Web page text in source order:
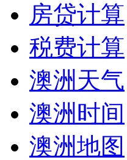
房贷计算
税费计算
澳洲天气
澳洲时间
澳洲地图